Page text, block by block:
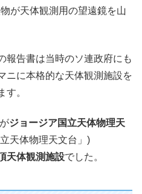
が天体観測用の望遠鏡を山
報告書は当時のソ連政府にも
ニに本格的な天体観測施設を
す。
ジョージア国立天体物理天
天体物理天文台」)
天体観測施設でした。